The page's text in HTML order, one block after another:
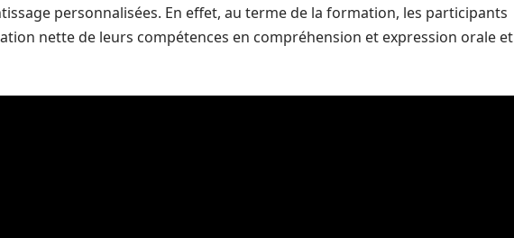
personnalisées. En effet, au terme de la formation, les participants
nette de leurs compétences en compréhension et expression orale et